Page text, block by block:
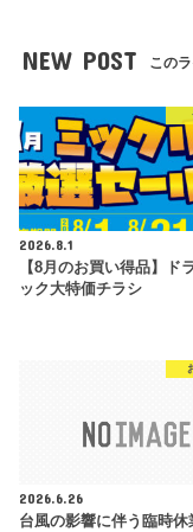
NEW POST この
2026.8.1
【8月のお買い得品】ド
ック大特価チラシ
2026.6.26
台風の影響に伴う臨時休